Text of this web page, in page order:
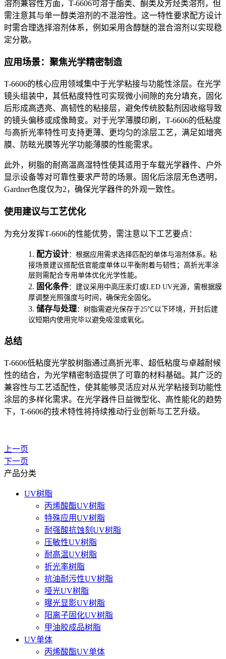
溶剂兼容性方面，T-6606可溶于酯类、酮类及芳烃类溶剂，但
需注意其与单一醇类溶剂的不混溶性。这一特性要求配方设计
时需合理选择溶剂体系，例如采用含醇醚的混合溶剂以实现稳
定分散。
应用场景：聚焦光学精密制造
T-6606的核心应用领域集中于光学粘接与功能性涂层。在光学
镜头组装中，其低粘度特性可实现微小间隙的充分填充，固化
后形成高透亮、高韧性的粘接层，避免传统胶黏剂因收缩导致
的镜头偏移或成像畸变。对于光学薄膜印刷，T-6606的低粘度
与高折光率特性可支持更薄、更均匀的涂层工艺，满足如增亮
膜、防眩光膜等光学功能薄膜的性能需求。
此外，树脂的耐高温高湿特性使其适用于车载光学器件、户外
显示设备等对可靠性要求严苛的场景。固化后涂层无色透明，
Gardner色度仅为2，确保光学器件的外观一致性。
使用建议与工艺优化
为充分发挥T-6606的性能优势，需注意以下工艺要点：
1. 配方设计：根据应用需求选择匹配的单体与溶剂体系。粘
接场景建议搭配低官能度单体以平衡附着与韧性；高折光率涂
层则需配合专用单体优化光学性能。
2. 固化条件：建议采用中高压汞灯或LED UV光源，需根据膜
厚调整光照强度与时间，确保完全固化。
3. 储存与处理：树脂需避光保存于25℃以下环境，开封后建
议短期内使用完毕以避免吸湿或氧化。
总结
T-6606低粘度光学胶树脂通过高折光率、超低粘度与卓越耐候
性的结合，为光学精密制造提供了可靠的材料基础。其广泛的
兼容性与工艺适配性，使其能够灵活应对从光学粘接到功能性
涂层的多样化需求。在光学器件日益微型化、高性能化的趋势
下，T-6606的技术特性将持续推动行业创新与工艺升级。
上一页
下一页
产品分类
UV树脂
丙烯酸酯UV树脂
特殊应用UV树脂
耐强酸抗蚀刻UV树脂
压敏性UV树脂
耐高温UV树脂
折光率树脂
抗油耐污性UV树脂
哑光UV树脂
曝光显影UV树脂
阳离子固化UV树脂
甲油胶成品树脂
UV单体
丙烯酸酯UV单体